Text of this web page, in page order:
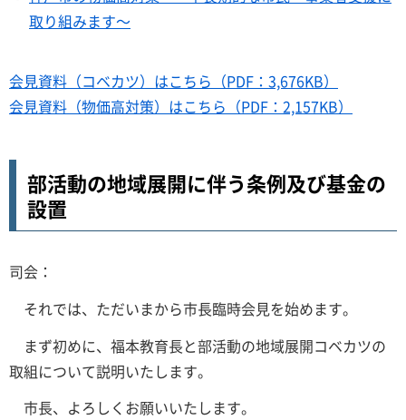
取り組みます～
会見資料（コベカツ）はこちら（PDF：3,676KB）
会見資料（物価高対策）はこちら（PDF：2,157KB）
部活動の地域展開に伴う条例及び基金の
設置
司会：
それでは、ただいまから市長臨時会見を始めます。
まず初めに、福本教育長と部活動の地域展開コベカツの
取組について説明いたします。
市長、よろしくお願いいたします。